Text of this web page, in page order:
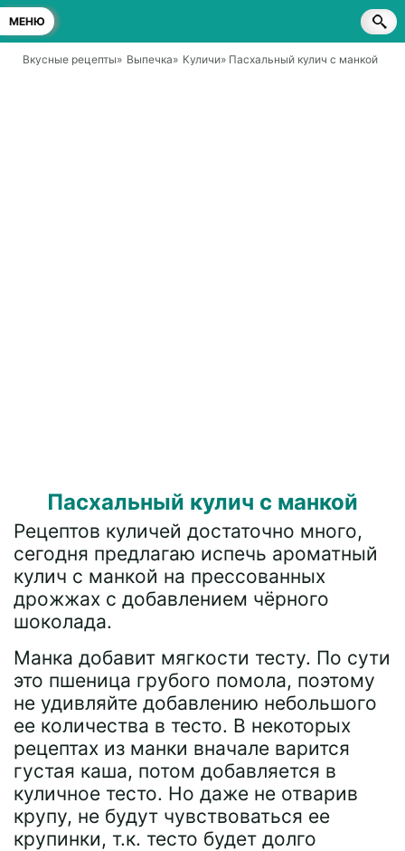
МЕНЮ
Вкусные рецепты» Выпечка» Куличи» Пасхальный кулич с манкой
Пасхальный кулич с манкой
Рецептов куличей достаточно много,
сегодня предлагаю испечь ароматный
кулич с манкой на прессованных
дрожжах с добавлением чёрного
шоколада.
Манка добавит мягкости тесту. По сути
это пшеница грубого помола, поэтому
не удивляйте добавлению небольшого
ее количества в тесто. В некоторых
рецептах из манки вначале варится
густая каша, потом добавляется в
куличное тесто. Но даже не отварив
крупу, не будут чувствоваться ее
крупинки, т.к. тесто будет долго